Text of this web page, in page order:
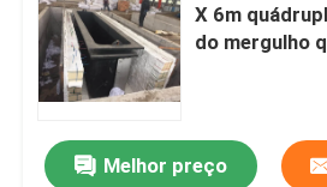
X 6m
do mergulho
Melhor preço